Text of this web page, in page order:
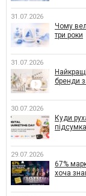
31.07.2026
Чому
три роки
31.07.2026
бренди
30.07.2026
Куди
29.07.2026
67%
хоча